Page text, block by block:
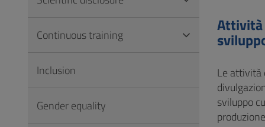
Footer
Attività
Le attività
sviluppo
Continuous training
Inclusion
Gender equality